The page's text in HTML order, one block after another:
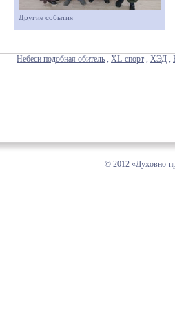
Другие события
Небеси подобная обитель , XL-спорт , ХЭД ,
© 2012 «Духовно-